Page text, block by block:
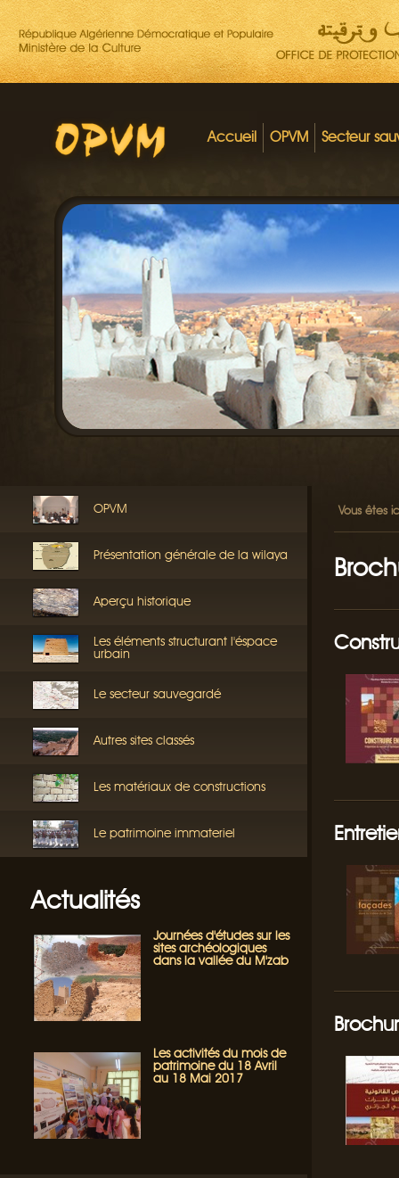
Accueil OPVM Secteur
OPVM
Présentation générale de la wilaya
Aperçu historique
Les éléments structurant l'éspace
urbain
Le secteur sauvegardé
Autres sites classés
Les matériaux de constructions
Le patrimoine immateriel
Actualités
Journées d'études sur les
sites archéologiques
dans la vallée du M'zab
Les activités du mois de
patrimoine du 18 Avril
au 18 Mai 2017
Vous êtes